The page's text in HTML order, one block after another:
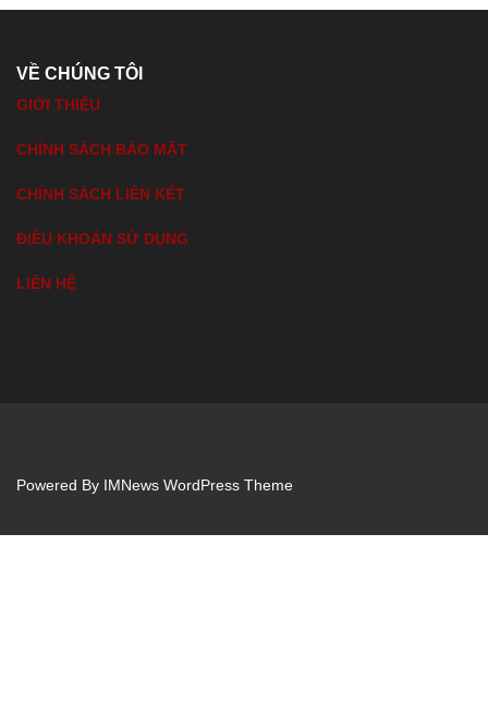
VỀ CHÚNG TÔI
GIỚI THIỆU
CHÍNH SÁCH BẢO MẬT
CHÍNH SÁCH LIÊN KẾT
ĐIỀU KHOẢN SỬ DỤNG
LIÊN HỆ
Powered By IMNews WordPress Theme